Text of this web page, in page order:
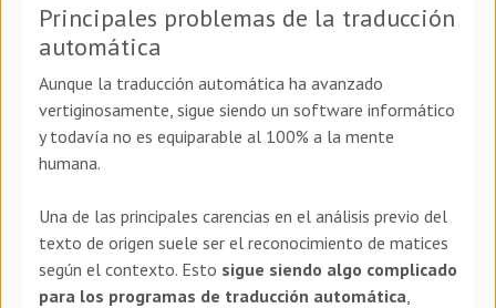
Principales problemas de la traducción
automática
Aunque la traducción automática ha avanzado
vertiginosamente, sigue siendo un software informático
y todavía no es equiparable al 100% a la mente
humana.
Una de las principales carencias en el análisis previo del
texto de origen suele ser el reconocimiento de matices
según el contexto. Esto sigue siendo algo complicado
para los programas de traducción automática